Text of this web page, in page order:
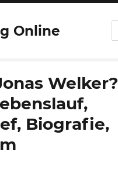
Online
Welker?
Biografie,